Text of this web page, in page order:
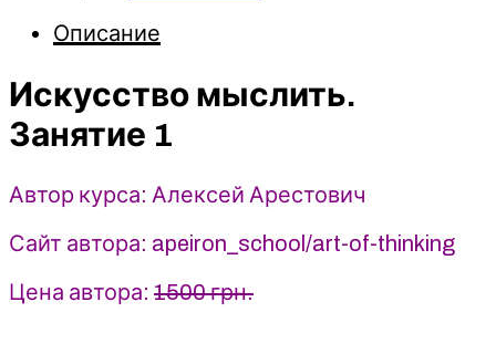
Занятие
-
2023
Apeiron
Алексей
Арестович
Описание
Искусство мыслить.
Занятие 1
Автор курса: Алексей Арестович
Сайт автора: apeiron_school/art-of-thinking
Цена автора: 1500 грн.